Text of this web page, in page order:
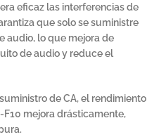
eficaz las interferencias de
que solo se suministre
audio, lo que mejora de
de audio y reduce el
de CA, el rendimiento
mejora drásticamente,